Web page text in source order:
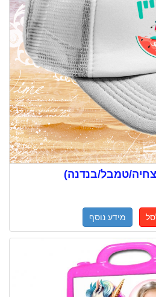
טמבל/בנדנה)
מידע נוסף